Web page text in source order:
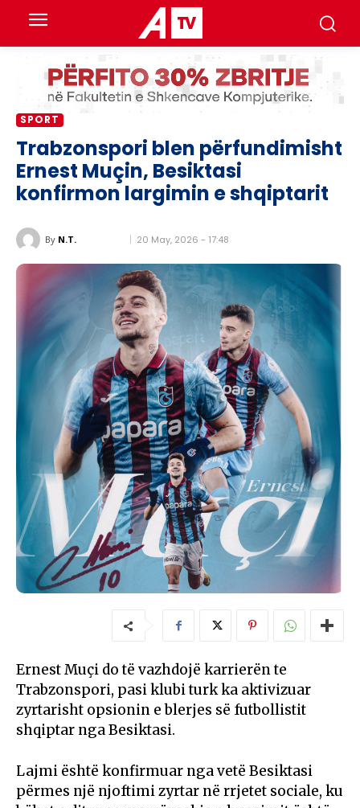
SPORT
Trabzonspori blen përfundimisht
Ernest Muçin, Besiktasi
konfirmon largimin e shqiptarit
By N.T. 20 May, 2026 - 17:48
Ernest Muçi do të vazhdojë karrierën te
Trabzonspori, pasi klubi turk ka aktivizuar
zyrtarisht opsionin e blerjes së futbollistit
shqiptar nga Besiktasi.
Lajmi është konfirmuar nga vetë Besiktasi
përmes një njoftimi zyrtar në rrjetet sociale, ku